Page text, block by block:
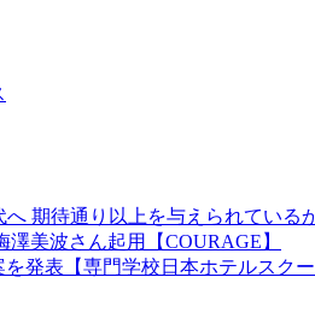
期待通り以上を与えられている
澤美波さん起用【COURAGE】
発表【専門学校日本ホテルスク